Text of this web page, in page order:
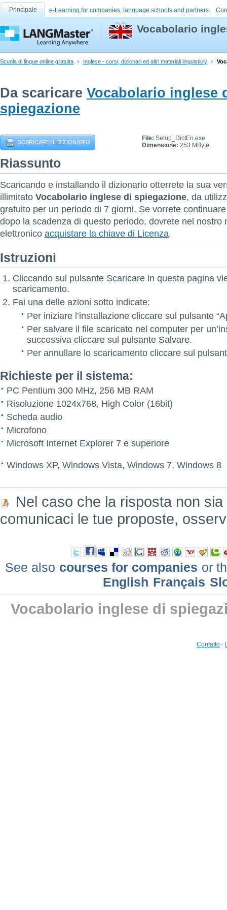
Principale e-Learning for companies, language schools and partners
Vocabolario
Scuola di lingue online gratuita Inglese - corsi, dizionari ed altri materiali linguisticiy
Da scaricare Vocabolario inglese
spiegazione
SCARICARE IL DIZIONARIO
File: Setup_DictEn.exe
Dimensione: 253 MByte
Riassunto
Scaricando e installando il dizionario otterrete la sua
illimitato Vocabolario inglese di spiegazione, da
gratuito per un periodo di 7 giorni. Se vorrete
dopo la scadenza di questo periodo, dovrete nel nostro
elettronico acquistare la chiave di Licenza.
Istruzioni
Cliccando sul pulsante Scaricare in questa pagina
scaricamento.
Fai una delle azioni sotto indicate:
Per iniziare l’installazione cliccare sul pulsante
Per salvare il file scaricato nel computer per
successiva cliccare sul pulsante Salvare.
Per annullare lo scaricamento cliccare sul
Richieste per il sistema:
PC Pentium 300 MHz, 256 MB RAM
Risoluzione 1024x768, High Color (16bit)
Scheda audio
Microfono
Microsoft Internet Explorer 7 e superiore
Windows XP, Windows Vista, Windows 7, Windows 8
Nel caso che la risposta non
comunicaci le tue proposte,
See also courses for companies or
English Français
Vocabolario inglese di
Contatto -